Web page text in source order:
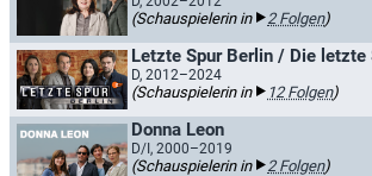
(Schauspielerin in 2 Folgen)
Letzte Spur Berlin / Die letzte
D, 2012–2024
(Schauspielerin in 12 Folgen)
Donna Leon
D/I, 2000–2019
(Schauspielerin in 2 Folgen)